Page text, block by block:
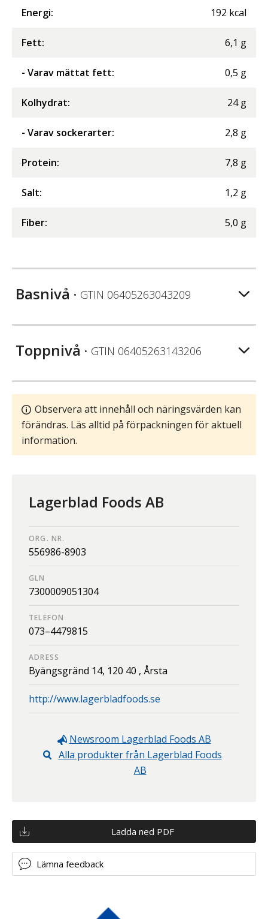
Energi: 192 kcal
Fett: 6,1 g
- Varav mättat fett: 0,5 g
Kolhydrat: 24 g
- Varav sockerarter: 2,8 g
Protein: 7,8 g
Salt: 1,2 g
Fiber: 5,0 g
Basnivå • GTIN 06405263043209
Toppnivå • GTIN 06405263143206
Observera att innehåll och näringsvärden kan
förändras. Läs alltid på förpackningen för aktuell
information.
Lagerblad Foods AB
ORG. NR.
556986-8903
GLN
7300009051304
TELEFON
073–4479815
ADRESS
Byängsgränd 14, 120 40 , Årsta
http://www.lagerbladfoods.se
Newsroom Lagerblad Foods AB
Alla produkter från Lagerblad Foods
AB
Ladda ned PDF
Lämna feedback